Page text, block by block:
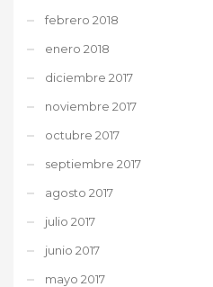
febrero 2018
enero 2018
diciembre 2017
noviembre 2017
octubre 2017
septiembre 2017
agosto 2017
julio 2017
junio 2017
mayo 2017